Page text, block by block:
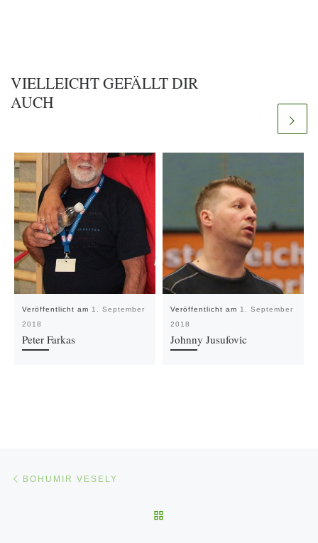
VIELLEICHT GEFÄLLT DIR
AUCH
Veröffentlicht am 1. September
2018
Peter Farkas
Veröffentlicht am 1. September
2018
Johnny Jusufovic
Beitragsnavigation
BOHUMIR VESELY